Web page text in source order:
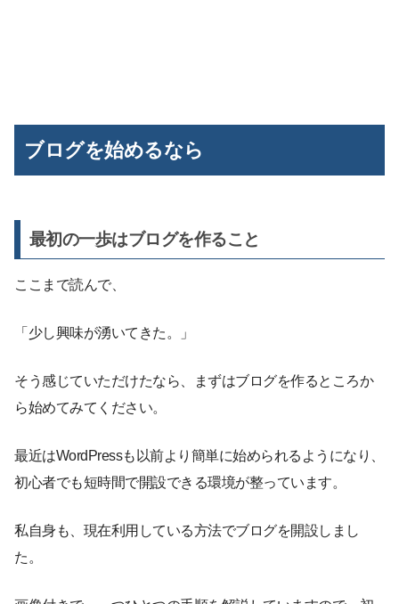
ブログを始めるなら
最初の一歩はブログを作ること
ここまで読んで、
「少し興味が湧いてきた。」
そう感じていただけたなら、まずはブログを作るところか
ら始めてみてください。
最近はWordPressも以前より簡単に始められるようになり、
初心者でも短時間で開設できる環境が整っています。
私自身も、現在利用している方法でブログを開設しまし
た。